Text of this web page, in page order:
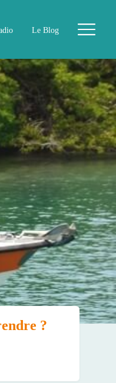
Le Blog
?